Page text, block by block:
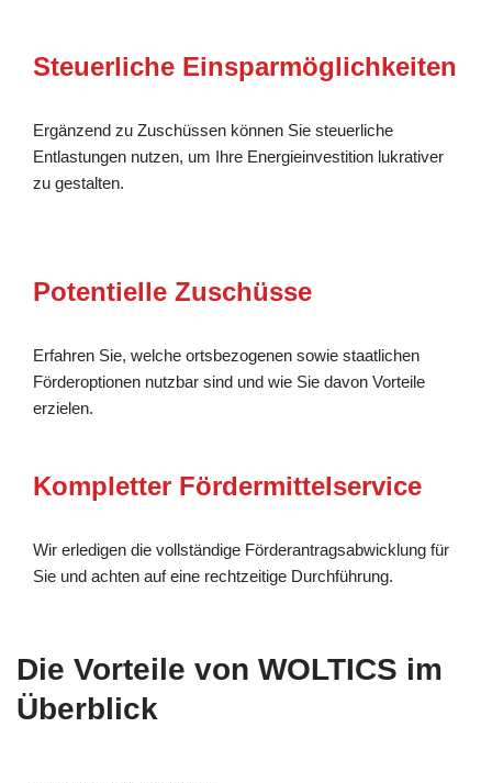
Steuerliche Einsparmöglichkeiten
Ergänzend zu Zuschüssen können Sie steuerliche
Entlastungen nutzen, um Ihre Energieinvestition lukrativer
zu gestalten.
Potentielle Zuschüsse
Erfahren Sie, welche ortsbezogenen sowie staatlichen
Förderoptionen nutzbar sind und wie Sie davon Vorteile
erzielen.
Kompletter Fördermittelservice
Wir erledigen die vollständige Förderantragsabwicklung für
Sie und achten auf eine rechtzeitige Durchführung.
Die Vorteile von WOLTICS im
Überblick